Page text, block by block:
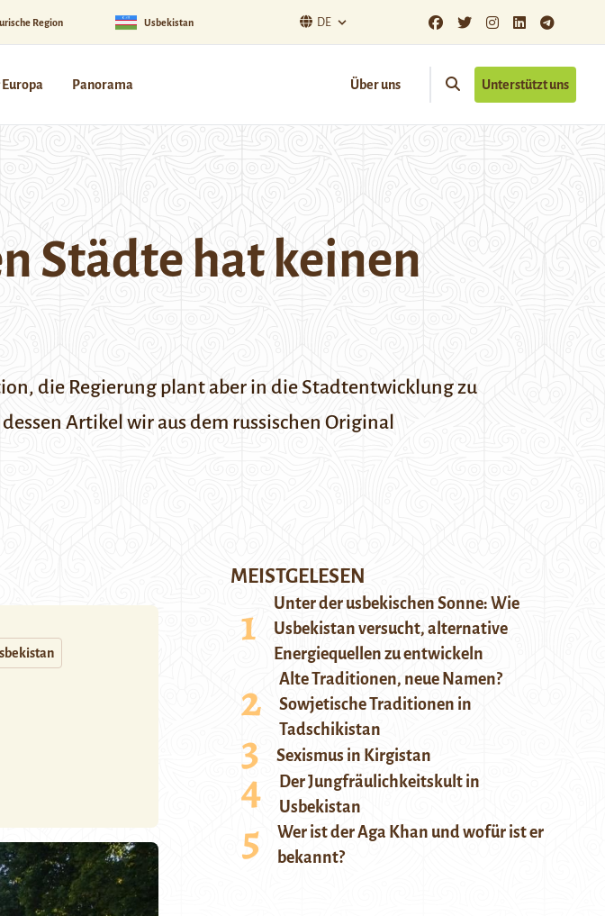
Region Usbekistan DE
Panorama Über uns Unterstützt uns
Städte hat keinen
die Regierung plant aber in die Stadtentwicklung zu
dessen Artikel wir aus dem russischen Original
MEISTGELESEN
Unter der usbekischen Sonne: Wie
Usbekistan versucht, alternative
Energiequellen zu entwickeln
Alte Traditionen, neue Namen?
Sowjetische Traditionen in
Tadschikistan
Sexismus in Kirgistan
Der Jungfräulichkeitskult in
Usbekistan
Wer ist der Aga Khan und wofür ist er
bekannt?